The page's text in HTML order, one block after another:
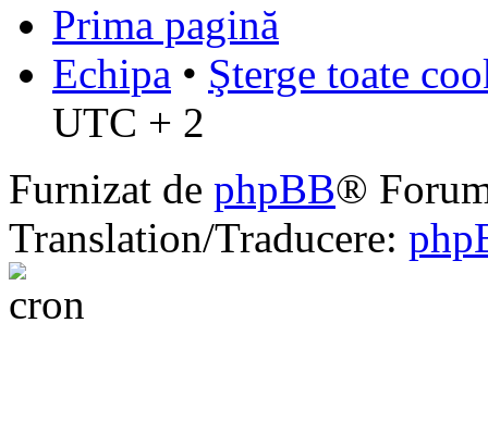
Prima pagină
Echipa • Şterge toate
UTC + 2
Furnizat de phpBB®
Translation/Traducere: